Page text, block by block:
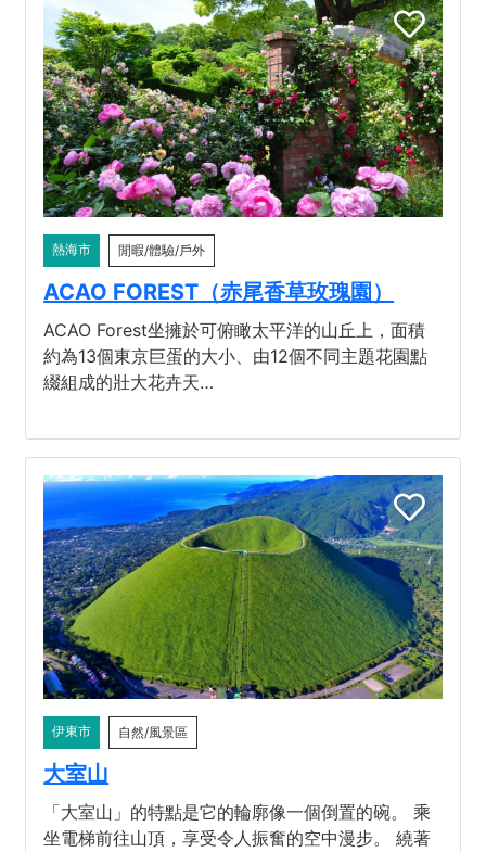
熱海市 閒暇/體驗/戶外
ACAO FOREST（赤尾香草玫瑰園）
ACAO Forest坐擁於可俯瞰太平洋的山丘上，面積
約為13個東京巨蛋的大小、由12個不同主題花園點
綴組成的壯大花卉天…
伊東市 自然/風景區
大室山
「大室山」的特點是它的輪廓像一個倒置的碗。 乘
坐電梯前往山頂，享受令人振奮的空中漫步。 繞著